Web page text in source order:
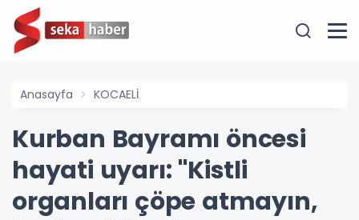
Anasayfa KOCAELİ
Kurban Bayramı öncesi
hayati uyarı: "Kistli
organları çöpe atmayın,